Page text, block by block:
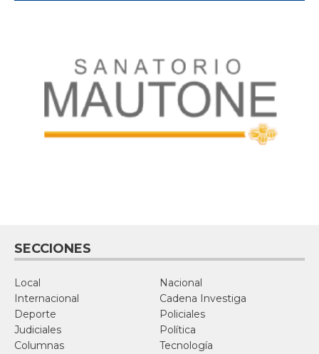
SECCIONES
Local
Nacional
Internacional
Cadena Investiga
Deporte
Policiales
Judiciales
Política
Columnas
Tecnología